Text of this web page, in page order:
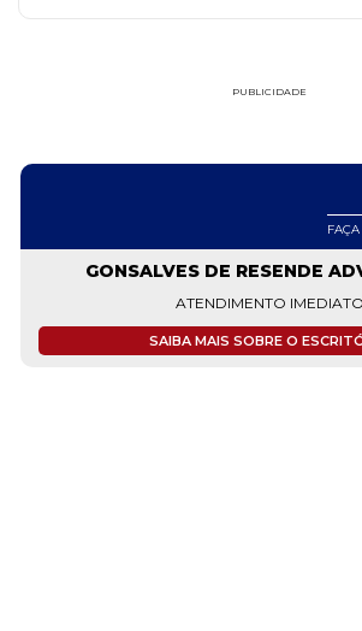
PUBLICIDADE
GONSALVES DE RESENDE
ATENDIMENTO IMEDIATO
SAIBA MAIS SOBRE O